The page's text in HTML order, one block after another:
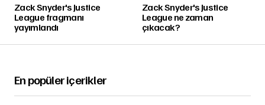
Zack Snyder's Justice
League fragmanı
yayımlandı
Zack Snyder's Justice
League ne zaman
çıkacak?
En popüler içerikler